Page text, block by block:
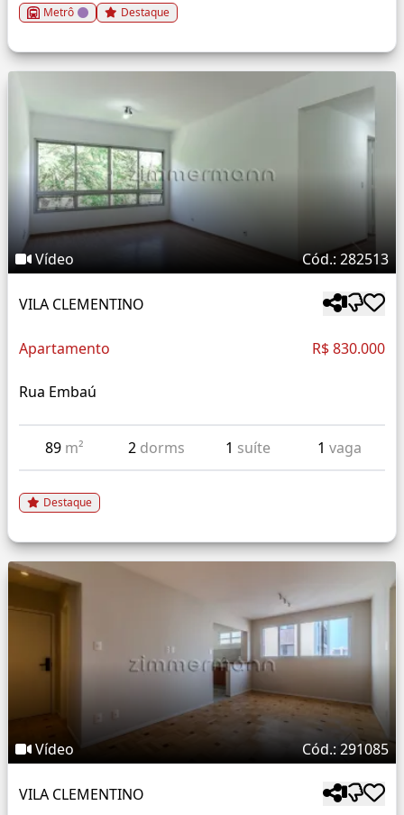
Metrô Destaque
Vídeo Cód.: 282513
VILA CLEMENTINO
Apartamento R$ 830.000
Rua Embaú
89 m² 2 dorms 1 suíte 1 vaga
Destaque
Vídeo Cód.: 291085
VILA CLEMENTINO